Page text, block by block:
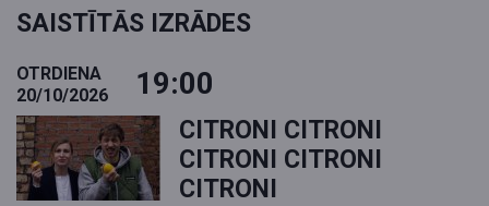
SAISTĪTĀS IZRĀDES
OTRDIENA
20/10/2026
19:00
CITRONI CITRONI
CITRONI CITRONI
CITRONI